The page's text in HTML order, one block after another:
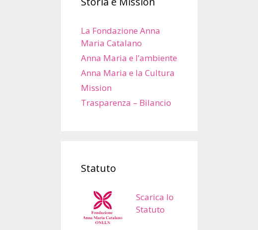
La Fondazione Anna
Maria Catalano
Anna Maria e l’ambiente
Anna Maria e la Cultura
Mission
Trasparenza – Bilancio
Statuto
Scarica lo
Statuto